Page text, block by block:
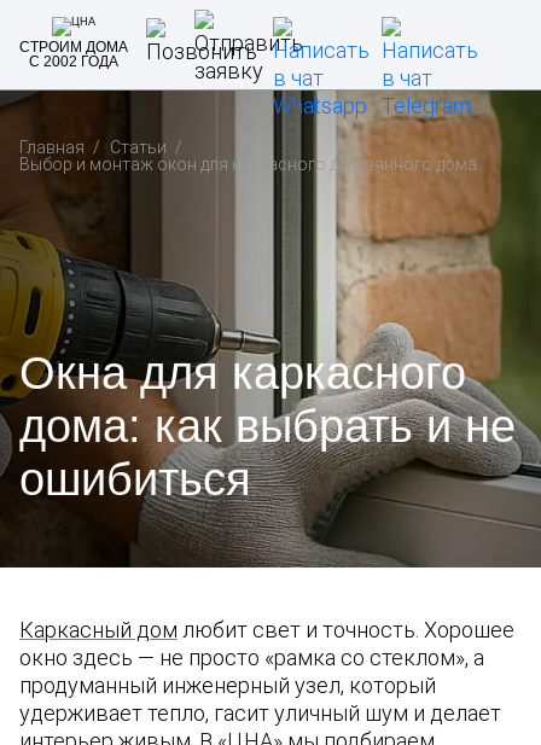
СТРОИМ ДОМА
С 2002 ГОДА
Главная
Статьи
Выбор и монтаж окон для каркасного деревянного дома
Окна для каркасного
дома: как выбрать и не
ошибиться
Каркасный дом любит свет и точность. Хорошее
окно здесь — не просто «рамка со стеклом», а
продуманный инженерный узел, который
удерживает тепло, гасит уличный шум и делает